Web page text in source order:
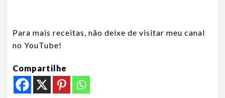
Para mais receitas, não deixe de visitar meu canal
no YouTube!
Compartilhe